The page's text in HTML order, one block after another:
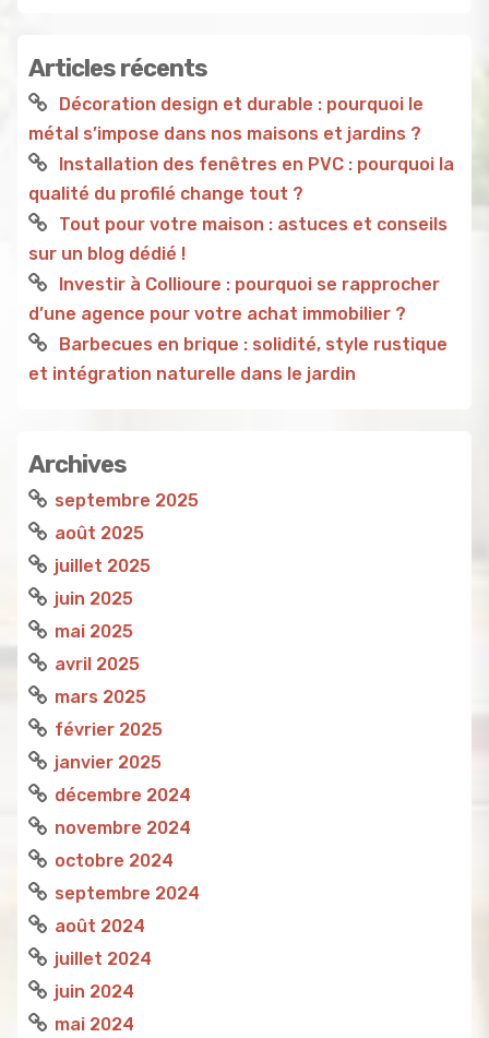
Articles récents
Décoration design et durable : pourquoi le
métal s’impose dans nos maisons et jardins ?
Installation des fenêtres en PVC : pourquoi la
qualité du profilé change tout ?
Tout pour votre maison : astuces et conseils
sur un blog dédié !
Investir à Collioure : pourquoi se rapprocher
d’une agence pour votre achat immobilier ?
Barbecues en brique : solidité, style rustique
et intégration naturelle dans le jardin
Archives
septembre 2025
août 2025
juillet 2025
juin 2025
mai 2025
avril 2025
mars 2025
février 2025
janvier 2025
décembre 2024
novembre 2024
octobre 2024
septembre 2024
août 2024
juillet 2024
juin 2024
mai 2024